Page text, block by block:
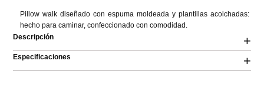
Pillow walk diseñado con espuma moldeada y plantillas acolchadas:
hecho para caminar, confeccionado con comodidad.
Descripción
+
Especificaciones +